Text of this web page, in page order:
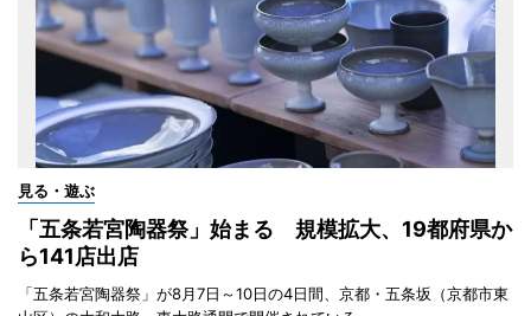
見る・遊ぶ
「五条若宮陶器祭」始まる 規模拡大、19都府県か
ら141店出店
「五条若宮陶器祭」が8月7日～10日の4日間、京都・五条坂（京都市東